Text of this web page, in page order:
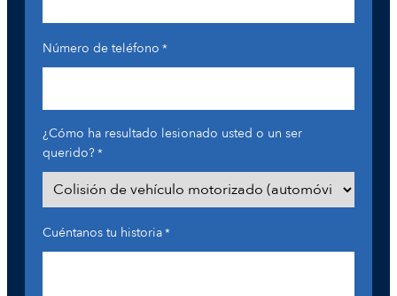
Número de teléfono *
¿Cómo ha resultado lesionado usted o un ser
querido?*
Cuéntanos tu historia*